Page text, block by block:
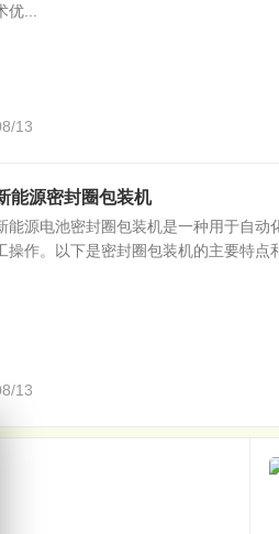
优...
13
能源密封圈包装机
能源电池密封圈包装机是一种用于自动
操作。以下是密封圈包装机的主要特点
13